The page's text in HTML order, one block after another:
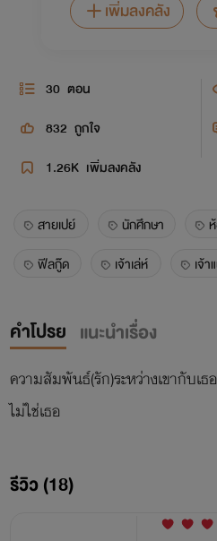
เพิ่มลงคลัง
30 ตอน
832 ถูกใจ
1.26K เพิ่มลงคลัง
สายเปย์ นักศึกษา
ฟีลกู๊ด
เจ้าเล่ห์ เจ้
คำโปรย แนะนำเรื่อง
ความสัมพันธ์(รัก)ระหว่างเขากับเ
ไม่ใช่เธอ
รีวิว (18)